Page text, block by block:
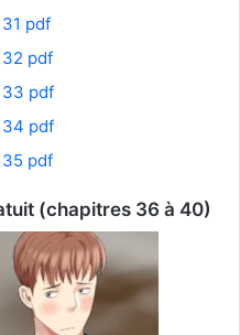
pdf
pdf
33 pdf
34 pdf
pdf
(chapitres 36 à 40)